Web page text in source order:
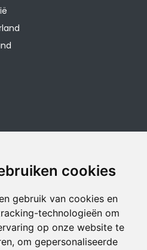
cookies
gebruik van cookies en
technologieën om
op onze website te
om gepersonaliseerde